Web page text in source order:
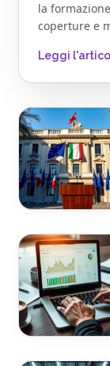
la
coperture e
Leggi